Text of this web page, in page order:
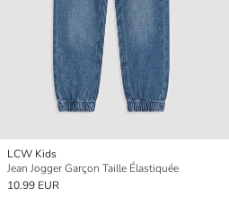
LCW Kids
Jean Jogger Garçon Taille Élastiquée
10.99 EUR